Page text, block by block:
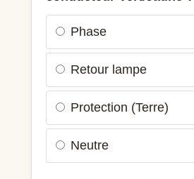
Phase
Retour lampe
Protection (Terre)
Neutre